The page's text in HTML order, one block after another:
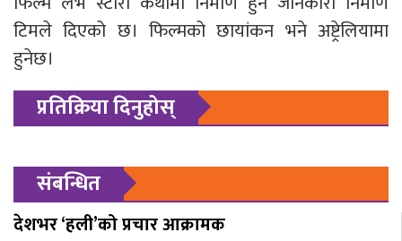
टिमले दिएको छ। फिल्मको छायांकन भने अष्ट्रेलियामा
हुनेछ।
प्रतिक्रिया दिनुहोस्
संबन्धित
देशभर ‘हली’को प्रचार आक्रामक